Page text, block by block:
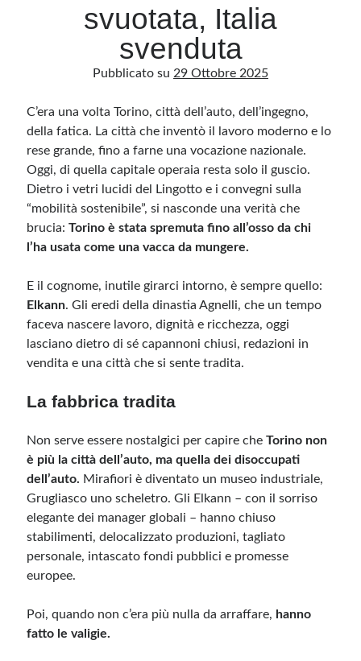
Categorie
Categorie
Questo blog non rappresenta una testata giornalistica, in quanto viene aggiornato
senza alcuna periodicità. Non può pertanto considerarsi un prodotto editoriale ai
sensi della legge n· 62 del 7.03.2001. L’autore non è responsabile di quanto
razzisti o che contengano dati personali non conformi al rispetto delle norme sulla
privacy. Alcune immagini inserite in questo blog sono tratte da Internet e, pertanto,
considerate di pubblico dominio. Qualora la loro pubblicazione violasse eventuali
immediatamente rimosse. L’autore del blog non è responsabile dei siti collegati
Meta
Feed dei commenti
svuotata, Italia
svenduta
Pubblicato su 29 Ottobre 2025
C’era una volta Torino, città dell’auto, dell’ingegno,
della fatica. La città che inventò il lavoro moderno e lo
rese grande, fino a farne una vocazione nazionale.
Oggi, di quella capitale operaia resta solo il guscio.
Dietro i vetri lucidi del Lingotto e i convegni sulla
“mobilità sostenibile”, si nasconde una verità che
brucia:Torino è stata spremuta fino all’osso da chi
l’ha usata come una vacca da mungere.
E il cognome, inutile girarci intorno, è sempre quello:
Elkann. Gli eredi della dinastia Agnelli, che un tempo
faceva nascere lavoro, dignità e ricchezza, oggi
lasciano dietro di sé capannoni chiusi, redazioni in
vendita e una città che si sente tradita.
La fabbrica tradita
Non serve essere nostalgici per capire cheTorino non
è più la città dell’auto, ma quella dei disoccupati
dell’auto. Mirafiori è diventato un museo industriale,
Grugliasco uno scheletro. Gli Elkann – con il sorriso
elegante dei manager globali – hanno chiuso
stabilimenti, delocalizzato produzioni, tagliato
personale, intascato fondi pubblici e promesse
europee.
Poi, quando non c’era più nulla da arraffare, hanno
fatto le valigie.